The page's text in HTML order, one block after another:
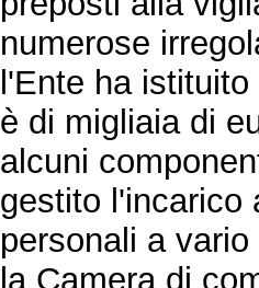
numerose
l'Ente ha
è di migliaia di
alcuni
gestito l'incarico
personali a
la Camera di